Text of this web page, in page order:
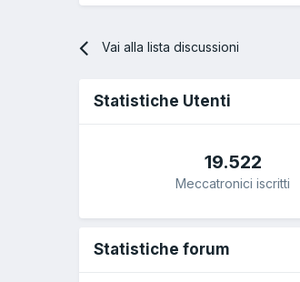
Vai alla lista discussioni
Statistiche Utenti
19.522
Meccatronici iscritti
Statistiche forum